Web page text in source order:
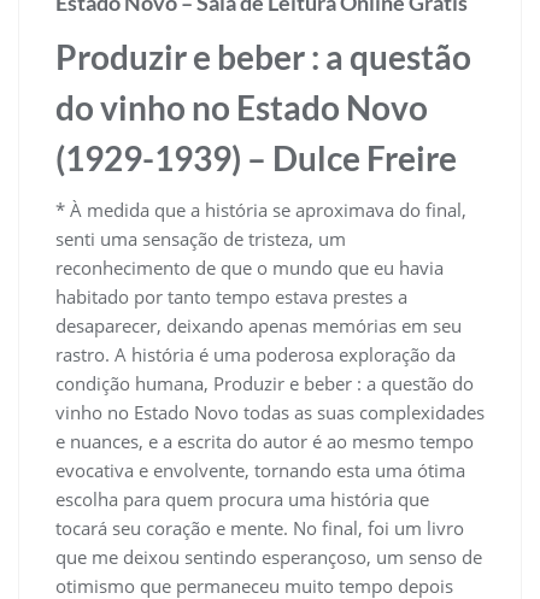
Produzir e beber : a questão
do vinho no Estado Novo
(1929-1939) – Dulce Freire
* À medida que a história se aproximava do final,
senti uma sensação de tristeza, um
reconhecimento de que o mundo que eu havia
habitado por tanto tempo estava prestes a
desaparecer, deixando apenas memórias em seu
rastro. A história é uma poderosa exploração da
condição humana, Produzir e beber : a questão do
vinho no Estado Novo todas as suas complexidades
e nuances, e a escrita do autor é ao mesmo tempo
evocativa e envolvente, tornando esta uma ótima
escolha para quem procura uma história que
tocará seu coração e mente. No final, foi um livro
que me deixou sentindo esperançoso, um senso de
otimismo que permaneceu muito tempo depois